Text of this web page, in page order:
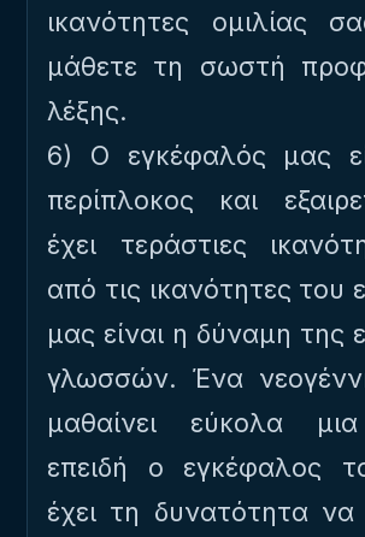
ικανότητες ομιλίας
μάθετε τη σωστή
λέξης.
6) Ο εγκέφαλός μας
περίπλοκος και
έχει τεράστιες
από τις ικανότητες του
μας είναι η δύναμη της
γλωσσών. Ένα
μαθαίνει εύκολα
επειδή ο εγκέφαλος
έχει τη δυνατότητα να